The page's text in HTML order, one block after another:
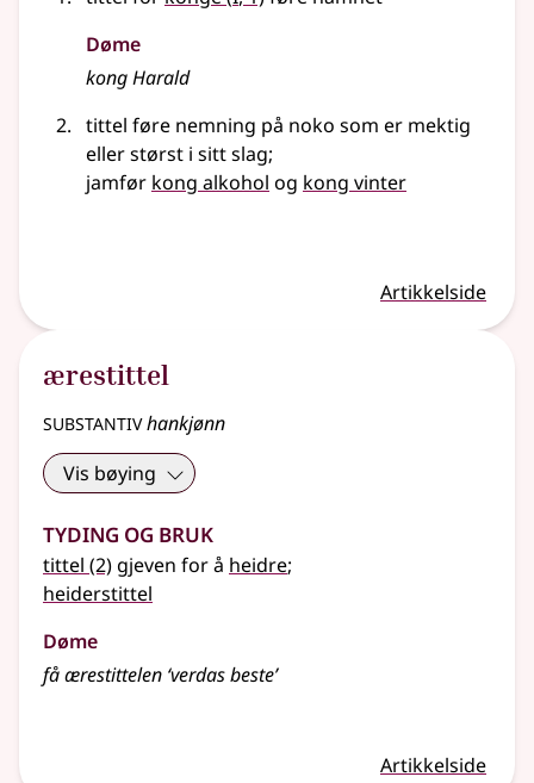
Døme
kong Harald
tittel føre nemning på noko som er mektig
eller størst i sitt slag;
jamfør kong alkohol og kong vinter
Artikkelside
ærestittel
substantivhankjønn
Vis bøying
Tyding og bruk
tittel (2) gjeven for å heidre;
heiderstittel
Døme
få ærestittelen ‘verdas beste’
Artikkelside